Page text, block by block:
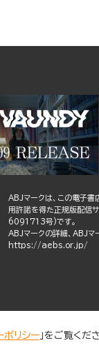
ABJマークは、この電子書
用許諾を得た正規版配信
6091713号)です。
ABJマークの詳細、ABJマ
https://aebs.or.jp/
ポリシー 」をご覧くだ